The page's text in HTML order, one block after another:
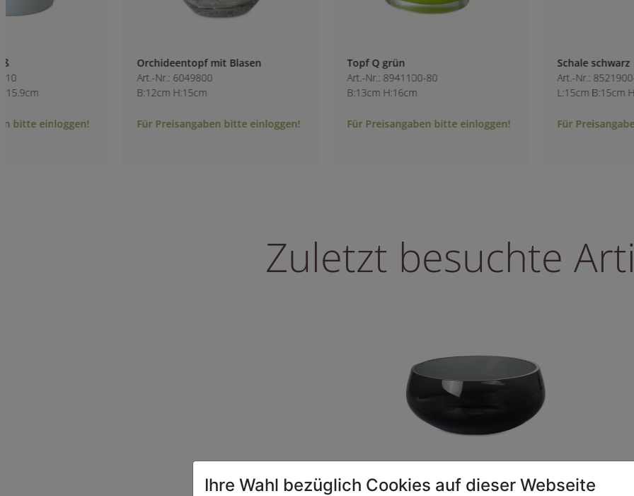
Orchideentopf mit Blasen
B:12cm H:15cm
Für Preisangaben bitte einloggen!
Topf Q grün
Für Preisangaben bitte einloggen! Für Preisangaben bitte einloggen!
Zuletzt besuchte
Ihre Wahl bezüglich Cookies auf dieser Webseite